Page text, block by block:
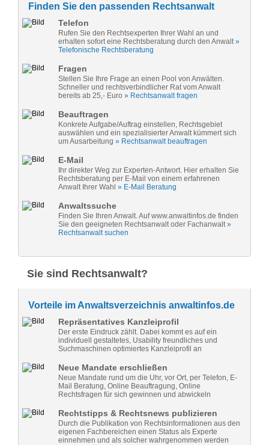
Finden Sie den passenden Rechtsanwalt
Telefon
Rufen Sie den Rechtsexperten Ihrer Wahl an und
erhalten sofort eine Rechtsberatung durch den Anwalt»
Telefonische Rechtsberatung
Fragen
Stellen Sie Ihre Frage an einen Pool von Anwälten.
Schneller und rechtsverbindlicher Rat vom Anwalt
bereits ab 25,- Euro » Rechtsanwalt fragen
Beauftragen
Konkrete Aufgabe/Auftrag einstellen, Rechtsgebiet
auswählen und ein spezialisierter Anwalt kümmert sich
um Ausarbeitung » Rechtsanwalt beauftragen
E-Mail
Ihr direkter Weg zur Experten-Antwort. Hier erhalten Sie
Rechtsberatung per E-Mail von einem erfahrenen
Anwalt Ihrer Wahl » E-Mail Beratung
Anwaltssuche
Finden Sie Ihren Anwalt. Auf www.anwaltinfos.de finden
Sie den geeigneten Rechtsanwalt oder Fachanwalt»
Rechtsanwalt suchen
Sie sind Rechtsanwalt?
Vorteile im Anwaltsverzeichnis anwaltinfos.de
Repräsentatives Kanzleiprofil
Der erste Eindruck zählt. Dabei kommt es auf ein
individuell gestaltetes, Usability freundliches und
Suchmaschinen optimiertes Kanzleiprofil an
Neue Mandate erschließen
Neue Mandate rund um die Uhr, vor Ort, per Telefon, E-
Mail Beratung, Online Beauftragung, Online
Rechtsfragen für sich gewinnen und abwickeln
Rechtstipps & Rechtsnews publizieren
Durch die Publikation von Rechtsinformationen aus den
eigenen Fachbereichen einen Status als Experte
einnehmen und als solcher wahrgenommen werden